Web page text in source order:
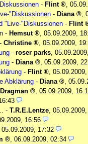
- Flint ,
"Diskussionen - Diana ,
"Live-"Diskussionen - Flint
- Hemsut , 05.09.2009,
- Christine , 05.09.2009,
- roser parks,
- Diana , 05.09.2009,
- Flint ,
Abklärung - Diana ,
Dragman , 05.09.2009,
- T.R.E.Lentze,
16:56
05.09.2009, 17:32
, 06.09.2009, 02:34